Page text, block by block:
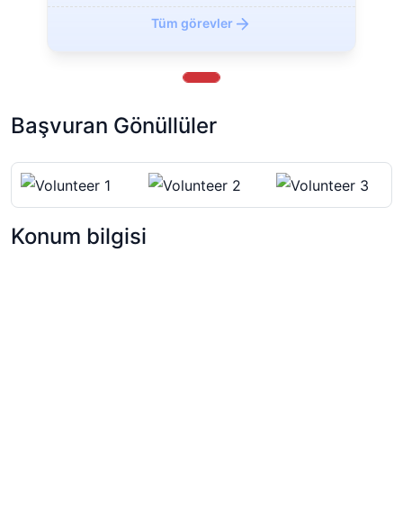
Tüm görevler
Başvuran Gönüllüler
Konum bilgisi